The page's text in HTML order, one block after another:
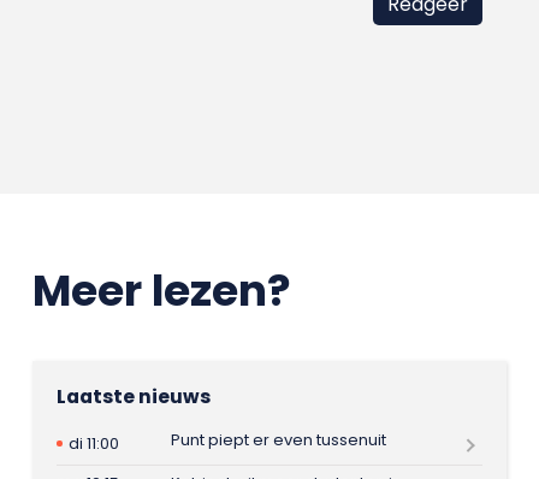
Meer lezen?
Laatste nieuws
di 11:00
Punt piept er even tussenuit